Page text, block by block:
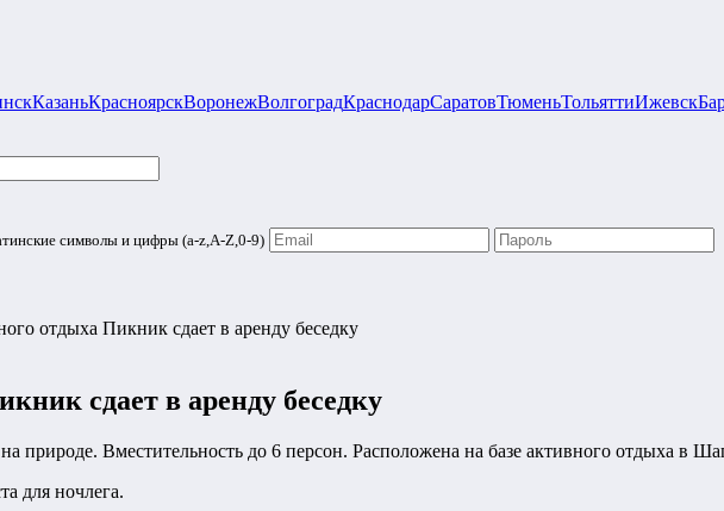
КазаньКрасноярскВоронежВолгоградКраснодарСаратовТюменьТольяттиИжевск
символы и цифры (a-z,A-Z,0-9)
отдыха Пикник сдает в аренду беседку
сдает в аренду беседку
природе. Вместительность до 6 персон. Расположена на базе активного отдыха в
для ночлега.